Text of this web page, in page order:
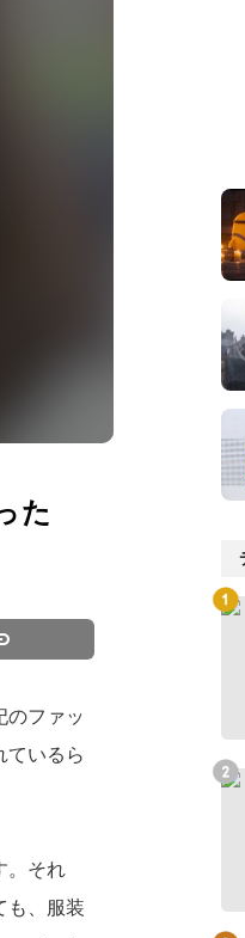
た
のファッ
ているら
。それ
も、服装